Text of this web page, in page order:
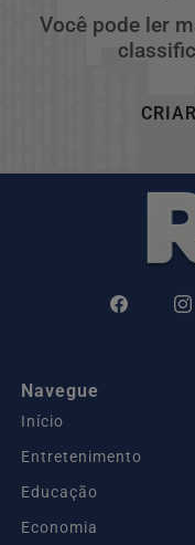
Você pode ler
Navegue
Início
Entretenimento
Educação
Economia